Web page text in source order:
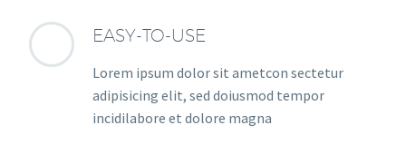
EASY-TO-USE
Lorem ipsum dolor sit ametcon sectetur
adipisicing elit, sed doiusmod tempor
incidilabore et dolore magna